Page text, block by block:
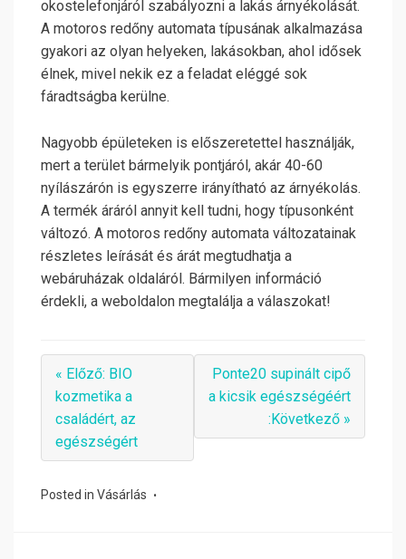
okostelefonjáról szabályozni a lakás árnyékolását.
A motoros redőny automata típusának alkalmazása
gyakori az olyan helyeken, lakásokban, ahol idősek
élnek, mivel nekik ez a feladat eléggé sok
fáradtságba kerülne.
Nagyobb épületeken is előszeretettel használják,
mert a terület bármelyik pontjáról, akár 40-60
nyílászárón is egyszerre irányítható az árnyékolás.
A termék áráról annyit kell tudni, hogy típusonként
változó. A motoros redőny automata változatainak
részletes leírását és árát megtudhatja a
webáruházak oldaláról. Bármilyen információ
érdekli, a weboldalon megtalálja a válaszokat!
« Előző: BIO
kozmetika a
családért, az
egészségért
Ponte20 supinált cipő
a kicsik egészségéért
:Következő »
Posted in Vásárlás